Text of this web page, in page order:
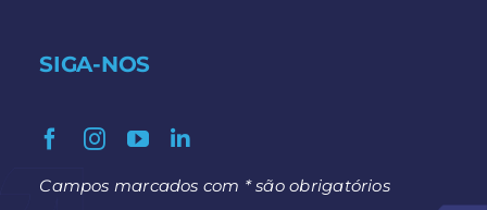
SIGA-NOS
Campos marcados com * são obrigatórios